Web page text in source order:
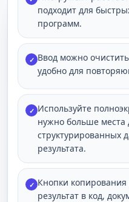
подходит для
программ.
✓ Ввод можно
удобно для
✓ Используйте
нужно больше места
структурированных
результата.
✓ Кнопки
результат в код,